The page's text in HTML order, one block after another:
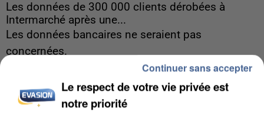
Les données de 300 000 clients dérobées à
Intermarché après une...
Les données bancaires ne seraient pas
concernées.
Le respect de votre vie privée est
notre priorité
Continuer sans accepter